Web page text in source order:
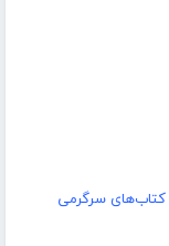
کتاب‌های سرگرمی